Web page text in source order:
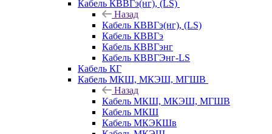
Кабель КВВГэ(нг), (LS)
Назад
Кабель КВВГэ(нг), (LS)
Кабель КВВГэ
Кабель КВВГэнг
Кабель КВВГЭнг-LS
Кабель КГ
Кабель МКШ, МКЭШ, МГШВ
Назад
Кабель МКШ, МКЭШ, МГШВ
Кабель МКШ
Кабель МКЭКШв